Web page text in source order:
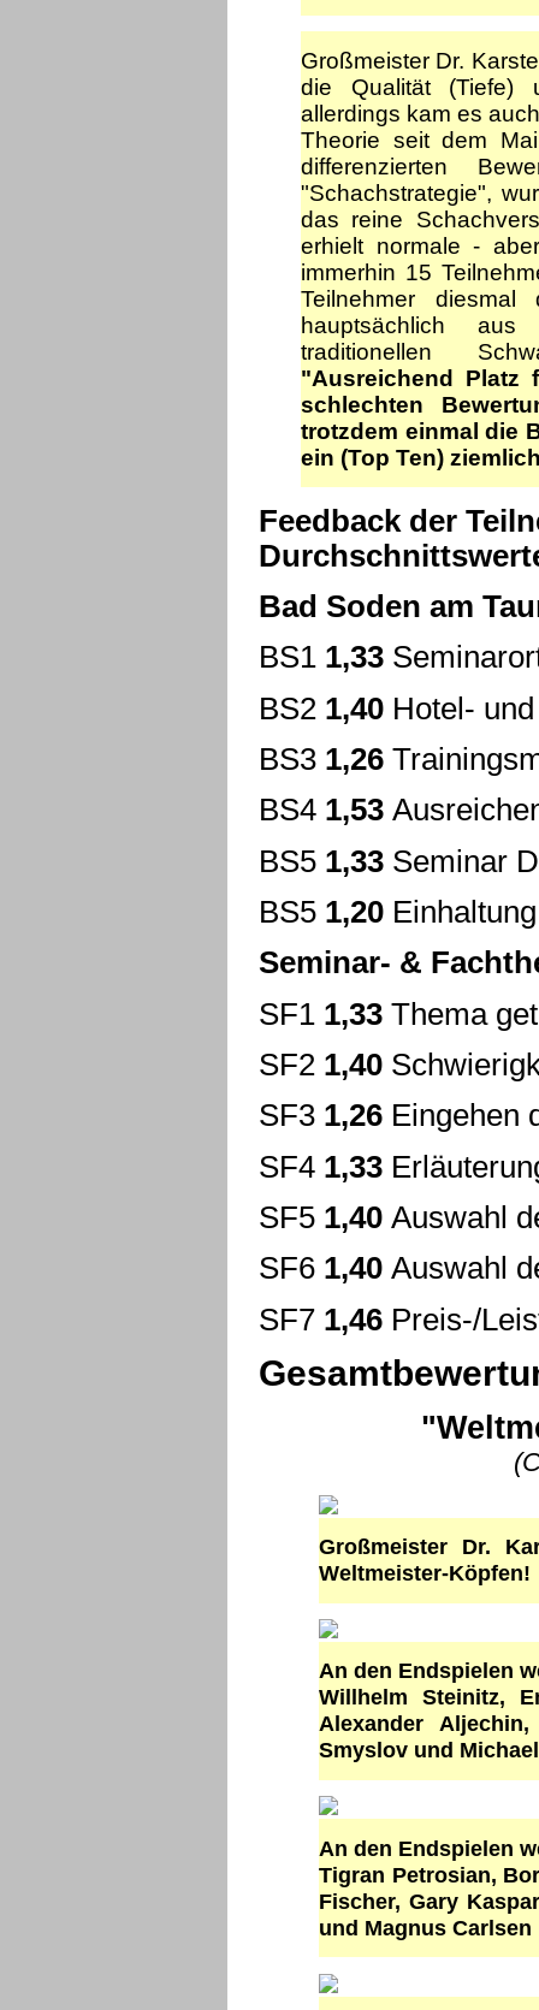
Großmeister Dr.
die Qualität (Tiefe)
allerdings kam es
Theorie seit dem
differenzierten
"Schachstrategie",
das reine
erhielt normale -
immerhin 15
Teilnehmer
hauptsächlich
traditionellen
"Ausreichend Platz
schlechten
trotzdem einmal die
ein (Top Ten)
Feedback der
Bad Soden am
BS1 1,33
BS2 1,40 Hotel-
BS3 1,26
BS4 1,53
BS5 1,33 Seminar
BS5 1,20
Seminar- &
SF1 1,33 Thema
SF2 1,40
SF3 1,26 Eingehen
SF4 1,33
SF5 1,40 Auswahl
SF6 1,40 Auswahl
SF7 1,46 Preis-/
Großmeister Dr.
Weltmeister-Köpfen!
An den Endspielen
Willhelm Steinitz,
Alexander
Smyslov und
An den Endspielen
Tigran Petrosian,
Fischer, Gary
und Magnus Carlsen